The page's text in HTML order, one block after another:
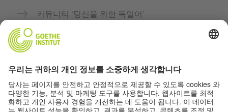
커뮤니티 ‘당신을 위한 독일어’
괴테 인스티투트의 독일어 과정
개인정보 및 접근성